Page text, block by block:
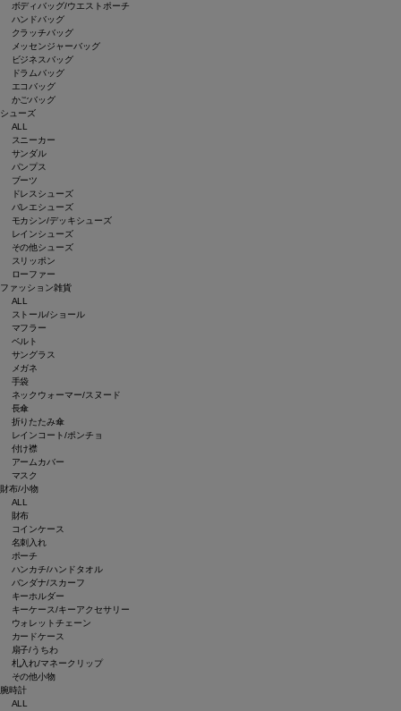
ボディバッグ/ウエストポーチ
ハンドバッグ
クラッチバッグ
メッセンジャーバッグ
ビジネスバッグ
ドラムバッグ
エコバッグ
かごバッグ
シューズ
ALL
スニーカー
サンダル
パンプス
ブーツ
ドレスシューズ
バレエシューズ
モカシン/デッキシューズ
レインシューズ
その他シューズ
スリッポン
ローファー
ファッション雑貨
ALL
ストール/ショール
マフラー
ベルト
サングラス
メガネ
手袋
ネックウォーマー/スヌード
長傘
折りたたみ傘
レインコート/ポンチョ
付け襟
アームカバー
マスク
財布/小物
ALL
財布
コインケース
名刺入れ
ポーチ
ハンカチ/ハンドタオル
バンダナ/スカーフ
キーホルダー
キーケース/キーアクセサリー
ウォレットチェーン
カードケース
扇子/うちわ
札入れ/マネークリップ
その他小物
腕時計
ALL